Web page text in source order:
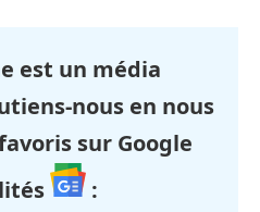
est un média
nous en nous
sur Google
: